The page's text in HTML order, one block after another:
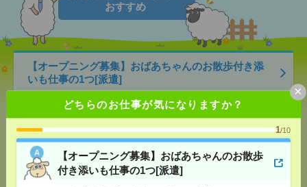
どちらのお仕事が気になりますか？
1/10
【オープニング募集】おばあちゃんのお散歩
付き添いも仕事の1つ[派遣]
×
おすすめ
【オープニング募集】おばあちゃんのお散歩付き添
いも仕事の1つ[派遣]
無資格未経験：時給1500円～ ■週払い
OK ■扶養内OK ■日収1万2000円以上
[交通費]交通費全額支給
[勤務地]相模大野駅/小田急相模原駅/古淵駅/…
気になる！
人気の非営利団体＊基本16時50分まで[派遣]